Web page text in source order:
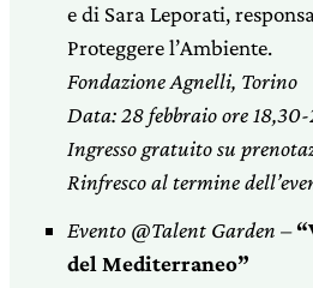
e di Sara Leporati,
Proteggere l’Ambiente.
Fondazione Agnelli, Torino
Data: 28 febbraio ore
Ingresso gratuito su
Rinfresco al termine
Evento @Talent Garden –
del Mediterraneo”